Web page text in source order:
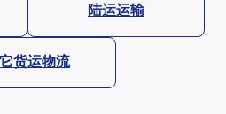
陆运运输
货运物流